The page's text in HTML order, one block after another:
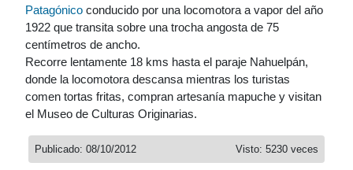
Patagónico conducido por una locomotora a vapor del año
1922 que transita sobre una trocha angosta de 75
centímetros de ancho.
Recorre lentamente 18 kms hasta el paraje Nahuelpán,
donde la locomotora descansa mientras los turistas
comen tortas fritas, compran artesanía mapuche y visitan
el Museo de Culturas Originarias.
Visto: 5230 veces
Publicado: 08/10/2012